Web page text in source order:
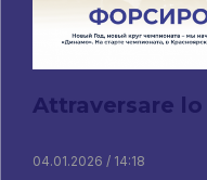
Attraversare lo
04.01.2026 / 14:18